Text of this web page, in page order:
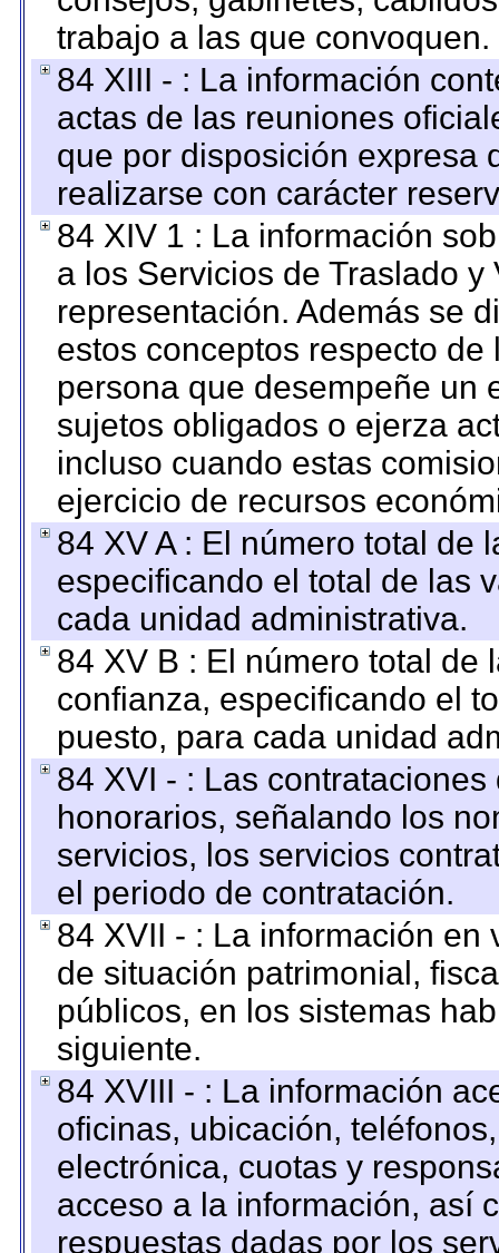
trabajo a las que convoquen.
84 XIII - : La información
actas de las reuniones
que por disposición expresa
realizarse con carácter
84 XIV 1 : La información
a los Servicios de Traslado
representación. Además se
estos conceptos respecto
persona que desempeñe un
sujetos obligados o ejerza
incluso cuando estas
ejercicio de recursos
84 XV A : El número total de
especificando el total de las
cada unidad administrativa.
84 XV B : El número total de
confianza, especificando el
puesto, para cada unidad
84 XVI - : Las
honorarios, señalando los
servicios, los servicios
el periodo de contratación.
84 XVII - : La información
de situación patrimonial,
públicos, en los sistemas
siguiente.
84 XVIII - : La información
oficinas, ubicación,
electrónica, cuotas y
acceso a la información, así
respuestas dadas por los